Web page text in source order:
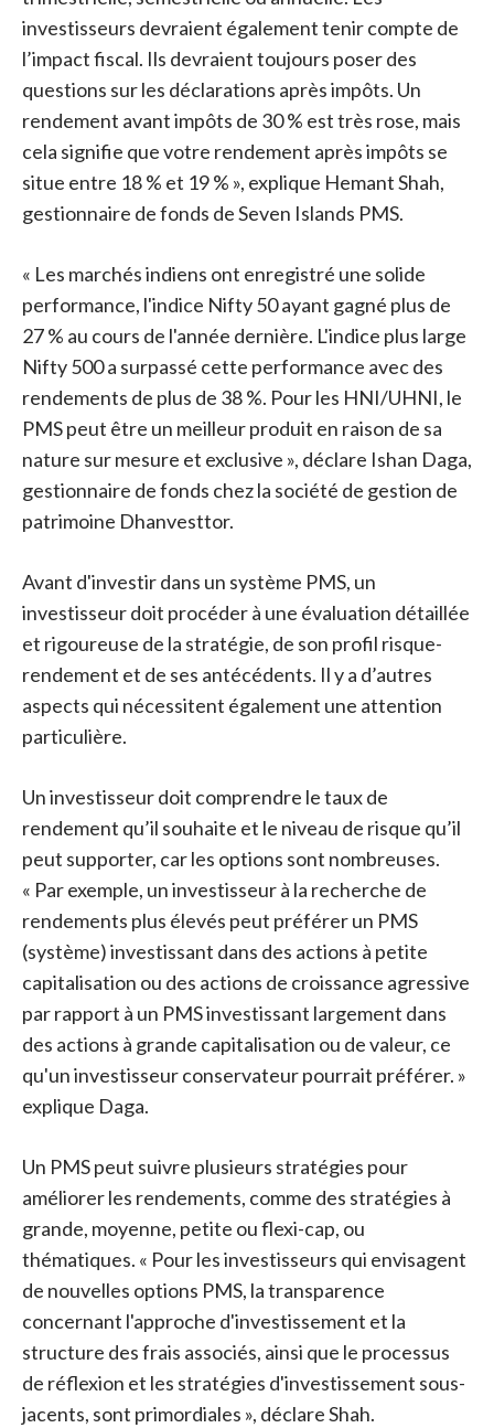
investisseurs devraient également tenir compte de
l’impact fiscal. Ils devraient toujours poser des
questions sur les déclarations après impôts. Un
rendement avant impôts de 30 % est très rose, mais
cela signifie que votre rendement après impôts se
situe entre 18 % et 19 % », explique Hemant Shah,
gestionnaire de fonds de Seven Islands PMS.
« Les marchés indiens ont enregistré une solide
performance, l'indice Nifty 50 ayant gagné plus de
27 % au cours de l'année dernière. L'indice plus large
Nifty 500 a surpassé cette performance avec des
rendements de plus de 38 %. Pour les HNI/UHNI, le
PMS peut être un meilleur produit en raison de sa
nature sur mesure et exclusive », déclare Ishan Daga,
gestionnaire de fonds chez la société de gestion de
patrimoine Dhanvesttor.
Avant d'investir dans un système PMS, un
investisseur doit procéder à une évaluation détaillée
et rigoureuse de la stratégie, de son profil risque-
rendement et de ses antécédents. Il y a d’autres
aspects qui nécessitent également une attention
particulière.
Un investisseur doit comprendre le taux de
rendement qu’il souhaite et le niveau de risque qu’il
peut supporter, car les options sont nombreuses.
« Par exemple, un investisseur à la recherche de
rendements plus élevés peut préférer un PMS
(système) investissant dans des actions à petite
capitalisation ou des actions de croissance agressive
par rapport à un PMS investissant largement dans
des actions à grande capitalisation ou de valeur, ce
qu'un investisseur conservateur pourrait préférer. »
explique Daga.
Un PMS peut suivre plusieurs stratégies pour
améliorer les rendements, comme des stratégies à
grande, moyenne, petite ou flexi-cap, ou
thématiques. « Pour les investisseurs qui envisagent
de nouvelles options PMS, la transparence
concernant l'approche d'investissement et la
structure des frais associés, ainsi que le processus
de réflexion et les stratégies d'investissement sous-
jacents, sont primordiales », déclare Shah.